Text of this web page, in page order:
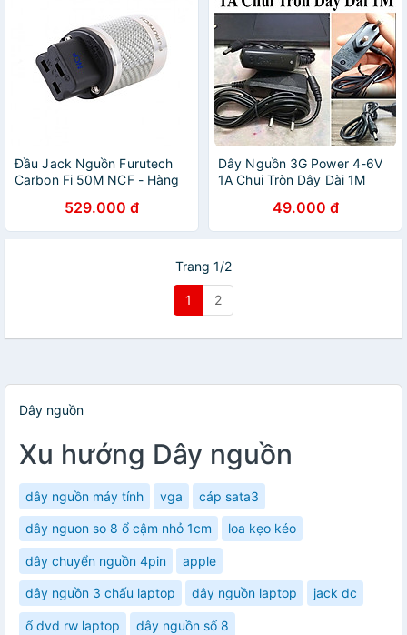
Đầu Jack Nguồn Furutech
Carbon Fi 50M NCF - Hàng
529.000 đ
Dây Nguồn 3G Power 4-6V
1A Chui Tròn Dây Dài 1M
49.000 đ
Trang 1/2
1 2
Dây nguồn
Xu hướng Dây nguồn
dây nguồn máy tính vga cáp sata3
dây nguon so 8 ổ cậm nhỏ 1cm loa kẹo kéo
dây chuyển nguồn 4pin apple
dây nguồn 3 chấu laptop dây nguồn laptop jack dc
ổ dvd rw laptop dây nguồn số 8